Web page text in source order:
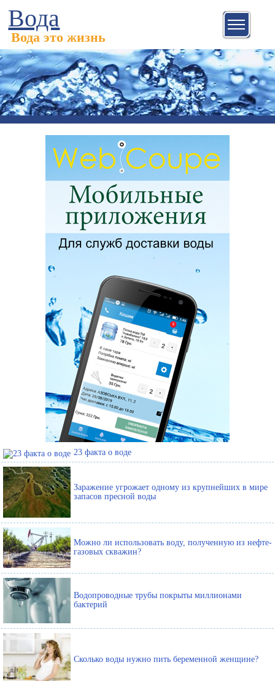
Вода
Вода это жизнь
23 факта о воде
Заражение угрожает одному из крупнейших в мире
запасов пресной воды
Можно ли использовать воду, полученную из нефте-
газовых скважин?
Водопроводные трубы покрыты миллионами
бактерий
Сколько воды нужно пить беременной женщине?